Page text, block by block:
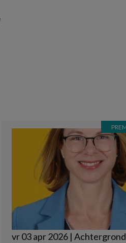
vr 03 apr 2026 | Achtergrond